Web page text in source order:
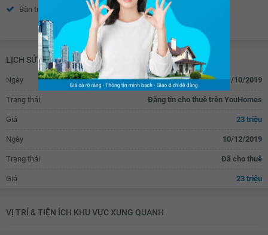
Bàn trang điểm Đèn ngủ
Tủ âm tường Bếp gas âm
Bếp từ âm Tủ bếp
Máy rửa bát Bàn ăn
Vách kính nhà tắm Vòi hoa sen
Toilet Quạt thông gió
TV
Tủ giầy Đèn ốp trần phòng khách
Xem thêm
LỊCH SỬ GIAO DỊCH
Ngày 11/10/2019
Trạng thái Đăng tin cho thuê trên YouHomes
Giá 23 triệu
Ngày 10/12/2019
Trạng thái Đã cho thuê
Giá 23 triệu
VỊ TRÍ & TIỆN ÍCH KHU VỰC XUNG QUANH